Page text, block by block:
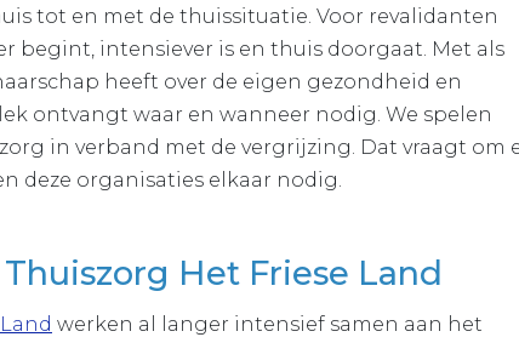
tot en met de thuissituatie. Voor revalidanten
begint, intensiever is en thuis doorgaat. Met als
heeft over de eigen gezondheid en
ontvangt waar en wanneer nodig. We spelen
in verband met de vergrijzing. Dat vraagt om
deze organisaties elkaar nodig.
Het Friese Land
werken al langer intensief samen aan het